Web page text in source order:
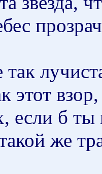
этот
если б ты
же